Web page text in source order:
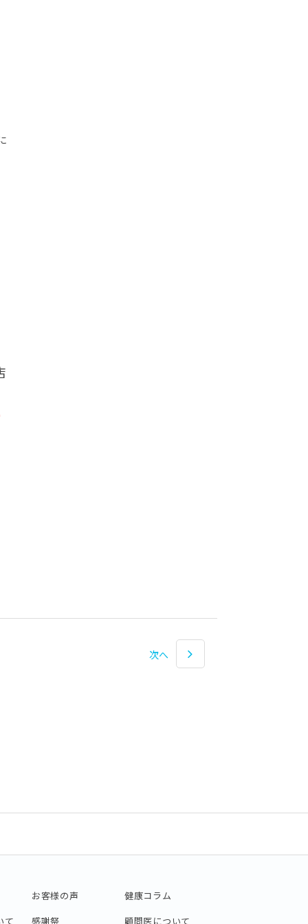
次へ
て
お客様の声
感謝祭
健康コラム
顧問医について